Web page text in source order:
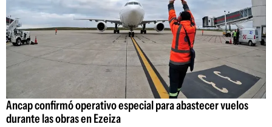
Ancap confirmó operativo especial para abastecer vuelos
durante las obras en Ezeiza